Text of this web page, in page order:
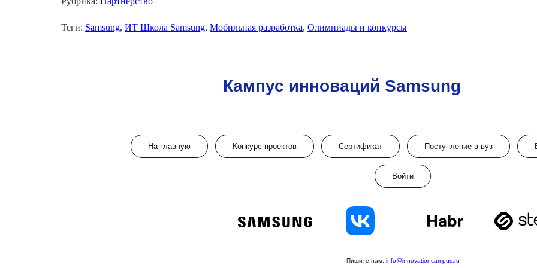
Теги: Samsung, ИТ Школа Samsung, Мобильная разработка, Олимпиады и конкурсы
Кампус инноваций Samsung
На главную Конкурс проектов Сертификат Поступление в вуз
Войти
Пишите нам: info@innovationcampus.ru